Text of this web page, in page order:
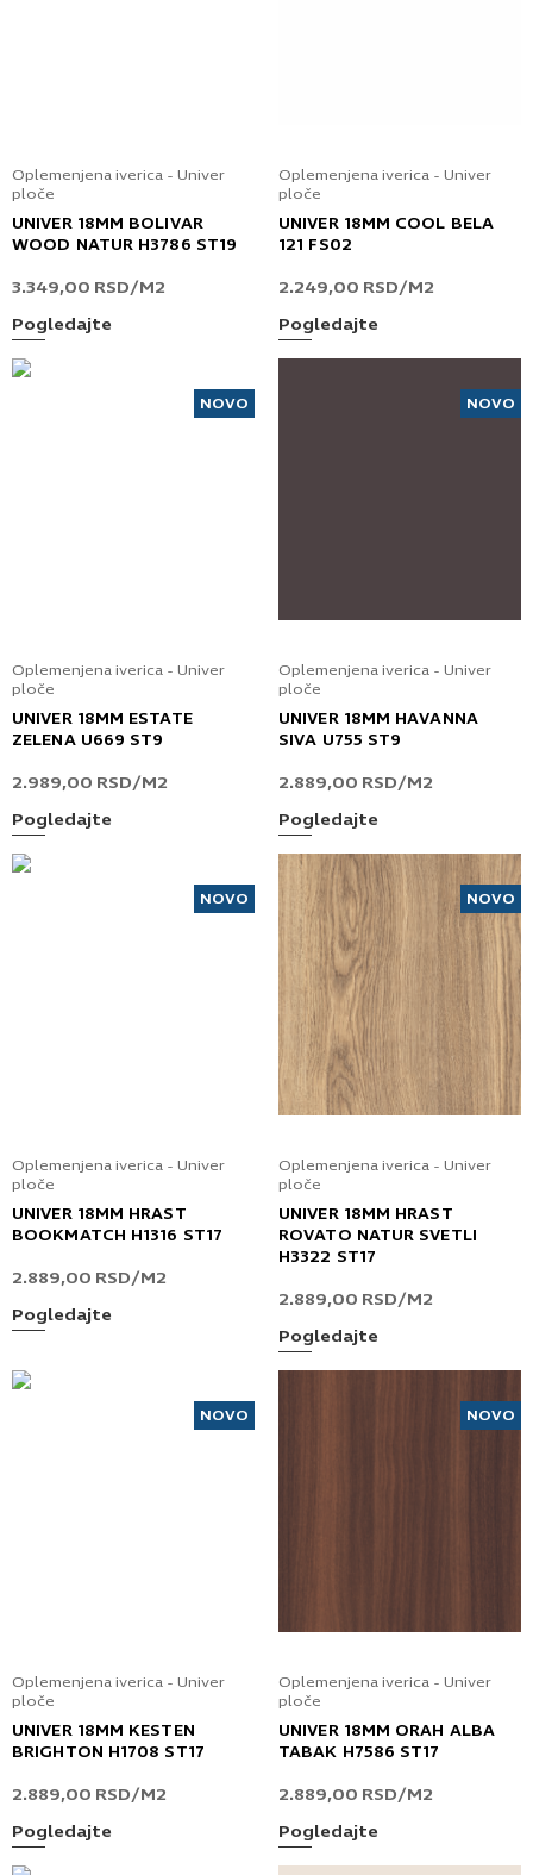
Oplemenjena iverica - Univer
ploče
UNIVER 18MM BOLIVAR
WOOD NATUR H3786 ST19
3.349,00 RSD/M2
Pogledajte
Oplemenjena iverica - Univer
ploče
UNIVER 18MM COOL BELA
121 FS02
2.249,00 RSD/M2
Pogledajte
NOVO
Oplemenjena iverica - Univer
ploče
UNIVER 18MM ESTATE
ZELENA U669 ST9
2.989,00 RSD/M2
Pogledajte
NOVO
Oplemenjena iverica - Univer
ploče
UNIVER 18MM HAVANNA
SIVA U755 ST9
2.889,00 RSD/M2
Pogledajte
NOVO
Oplemenjena iverica - Univer
ploče
UNIVER 18MM HRAST
BOOKMATCH H1316 ST17
2.889,00 RSD/M2
Pogledajte
NOVO
Oplemenjena iverica - Univer
ploče
UNIVER 18MM HRAST
ROVATO NATUR SVETLI
H3322 ST17
2.889,00 RSD/M2
Pogledajte
NOVO
Oplemenjena iverica - Univer
ploče
UNIVER 18MM KESTEN
BRIGHTON H1708 ST17
2.889,00 RSD/M2
Pogledajte
NOVO
Oplemenjena iverica - Univer
ploče
UNIVER 18MM ORAH ALBA
TABAK H7586 ST17
2.889,00 RSD/M2
Pogledajte